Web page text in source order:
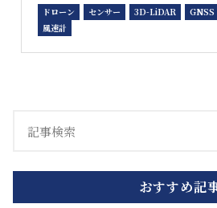
ドローン センサー 3D-LiDAR GNSS
風速計
おすすめ記